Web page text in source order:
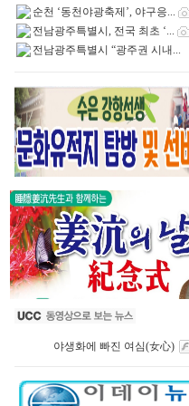
순천 ‘동천야광축제’, 야구응...
전남광주특별시, 전국 최초 ‘...
전남광주특별시 “광주권 시내...
야생화에 빠진 여심(女心)